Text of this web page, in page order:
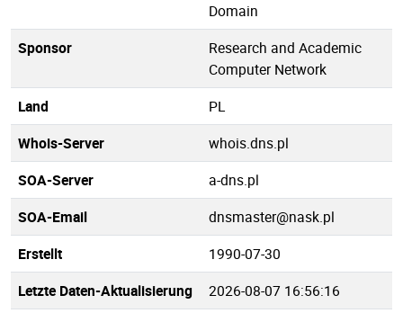
Domain
Sponsor
Research and Academic
Computer Network
Land
PL
Whois-Server
whois.dns.pl
SOA-Server
a-dns.pl
SOA-Email
dnsmaster@nask.pl
Erstellt
1990-07-30
Letzte Daten-Aktualisierung
2026-08-07 16:56:16